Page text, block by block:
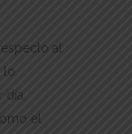
al
lo
el